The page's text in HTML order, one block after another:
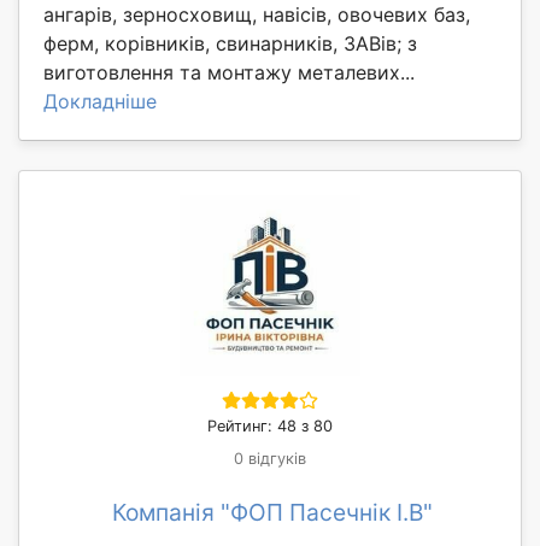
ангарів, зерносховищ, навісів, овочевих баз,
ферм, корівників, свинарників, ЗАВів; з
виготовлення та монтажу металевих...
Докладніше
Рейтинг: 48 з 80
0 відгуків
Компанія "ФОП Пасечнік І.В"